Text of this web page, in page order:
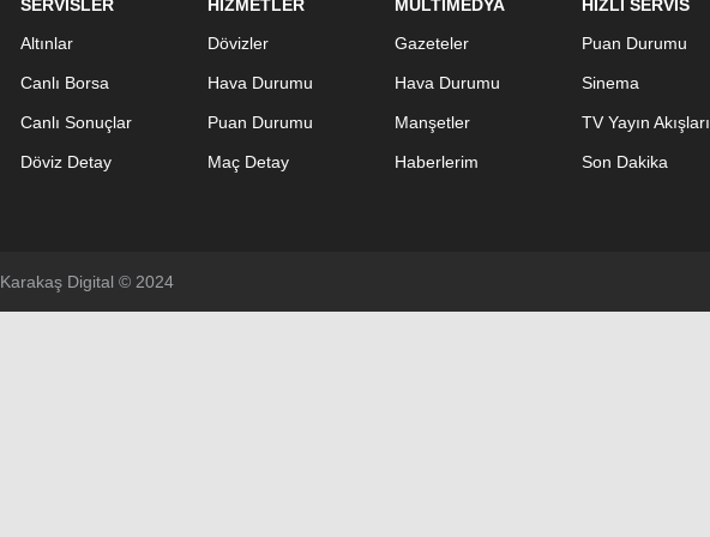
SERVİSLER
Altınlar
Canlı Borsa
Canlı Sonuçlar
Döviz Detay
HİZMETLER
Dövizler
Hava Durumu
Puan Durumu
Maç Detay
MULTİMEDYA
Gazeteler
Hava Durumu
Manşetler
Haberlerim
HIZLI SERVİS
Puan Durumu
Sinema
TV Yayın Akışları
Son Dakika
Karakaş Digital © 2024